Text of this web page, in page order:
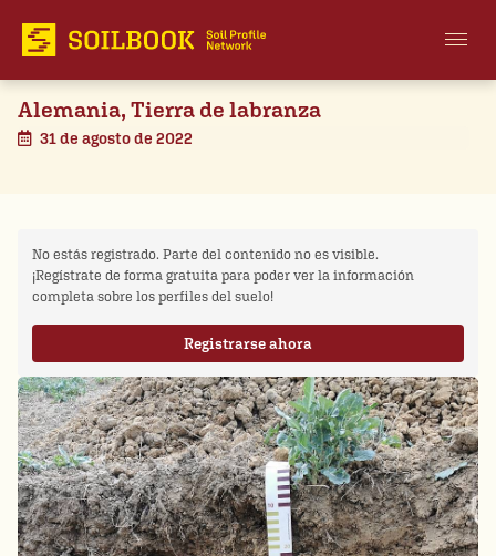
Alemania, Tierra de labranza
31 de agosto de 2022
No estás registrado. Parte del contenido no es visible.
¡Regístrate de forma gratuita para poder ver la información
completa sobre los perfiles del suelo!
Registrarse ahora